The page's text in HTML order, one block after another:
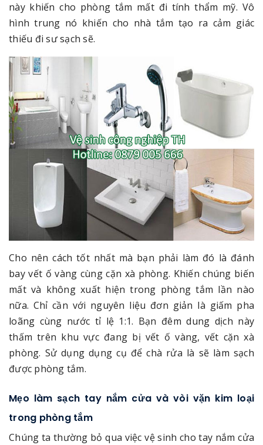
này khiến cho phòng tắm mất đi tính thẩm mỹ. Vô
hình trung nó khiến cho nhà tắm tạo ra cảm giác
thiếu đi sư sạch sẽ.
Cho nên cách tốt nhất mà bạn phải làm đó là đánh
bay vết ố vàng cùng cặn xà phòng. Khiến chúng biến
mất và không xuất hiện trong phòng tắm lần nào
nữa. Chỉ cần với nguyên liệu đơn giản là giấm pha
loãng cùng nước tỉ lệ 1:1. Bạn đêm dung dịch này
thấm trên khu vực đang bị vết ố vàng, vết cặn xà
phòng. Sử dụng dụng cụ để chà rửa là sẽ làm sạch
được phòng tắm.
Mẹo làm sạch tay nắm cửa và vòi vặn kim loại
trong phòng tắm
Chúng ta thường bỏ qua việc vệ sinh cho tay nắm cửa